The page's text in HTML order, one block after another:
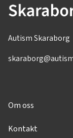
Autism Skaraborg
Om oss
Kontakt